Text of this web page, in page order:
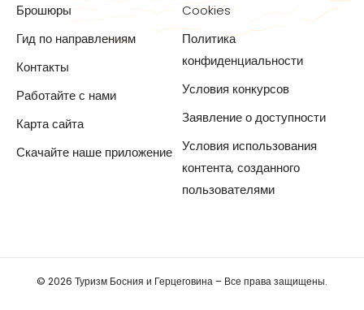
Брошюры
Гид по направлениям
Контакты
Работайте с нами
Карта сайта
Скачайте наше приложение
Cookies
Политика
конфиденциальности
Условия конкурсов
Заявление о доступности
Условия использования
контента, созданного
пользователями
© 2026 Туризм Босния и Герцеговина – Все права защищены.